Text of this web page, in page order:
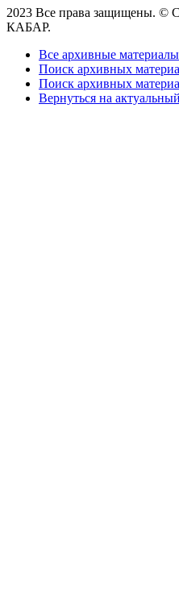
2023 Все права защищены. ©
КАБАР.
Все архивные материалы
Поиск архивных
Поиск архивных
Вернуться на